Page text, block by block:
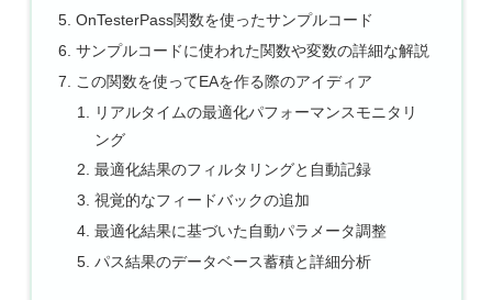
OnTesterPass関数を使ったサンプルコード
サンプルコードに使われた関数や変数の詳細な解説
この関数を使ってEAを作る際のアイディア
リアルタイムの最適化パフォーマンスモニタリ
ング
最適化結果のフィルタリングと自動記録
視覚的なフィードバックの追加
最適化結果に基づいた自動パラメータ調整
パス結果のデータベース蓄積と詳細分析